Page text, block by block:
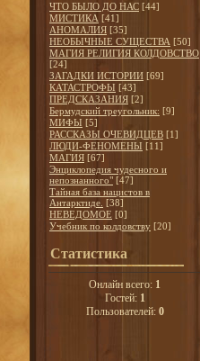
ЧТО БЫЛО ДО НАС [44]
МИСТИКА [41]
АНОМАЛИЯ [35]
НЕОБЫЧНЫЕ СУЩЕСТВА [50]
МАГИЯ РЕЛИГИЯ КОЛДОВСТВО
[24]
ЗАГАДКИ ИСТОРИИ [69]
КАТАСТРОФЫ [43]
ПРЕДСКАЗАНИЯ [2]
Бермудский треугольник: [9]
МИФЫ [5]
РАССКАЗЫ ОЧЕВИДЦЕВ [1]
ЛЮДИ-ФЕНОМЕНЫ [11]
МАГИЯ [67]
Энциклопедия чудесного и
непознанного" [47]
Тайная база нацистов в
Антарктиде. [38]
НЕВЕДОМОЕ [0]
Учебник по колдовству [20]
Статистика
Онлайн всего: 1
Гостей: 1
Пользователей: 0